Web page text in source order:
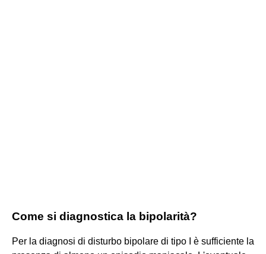
Come si diagnostica la bipolarità?
Per la diagnosi di disturbo bipolare di tipo I è sufficiente la